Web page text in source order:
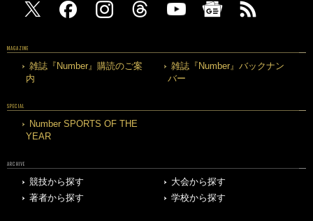
MAGAZINE
雑誌『Number』購読のご案
内
雑誌『Number』バックナン
バー
SPECIAL
Number SPORTS OF THE
YEAR
ARCHIVE
競技から探す
大会から探す
著者から探す
学校から探す